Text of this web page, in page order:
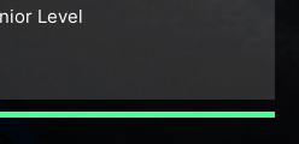
Level